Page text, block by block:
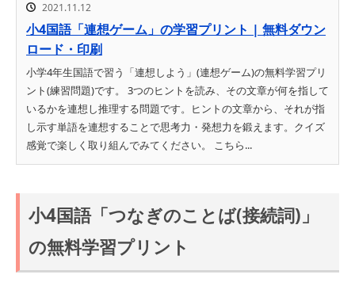
2021.11.12
小4国語「連想ゲーム」の学習プリント | 無料ダウン
ロード・印刷
小学4年生国語で習う「連想しよう」(連想ゲーム)の無料学習プリ
ント(練習問題)です。 3つのヒントを読み、その文章が何を指して
いるかを連想し推理する問題です。ヒントの文章から、それが指
し示す単語を連想することで思考力・発想力を鍛えます。クイズ
感覚で楽しく取り組んでみてください。 こちら...
小4国語「つなぎのことば(接続詞)」
の無料学習プリント